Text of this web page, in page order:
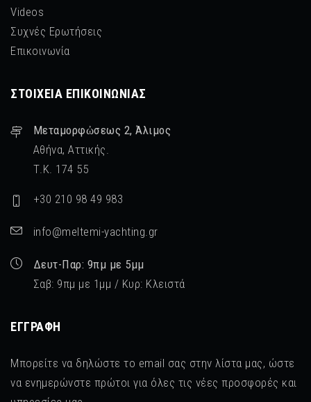
Videos
Συχνές Ερωτήσεις
Επικοινωνία
ΣΤΟΙΧΕΊΑ ΕΠΙΚΟΙΝΩΝΊΑΣ
Μεταμορφὠσεως 2, Άλιμος
Αθήνα, Αττικής.
Τ.Κ. 174 55
+30 210 98 49 983
info@meltemi-yachting.gr
Δευτ-Παρ: 9πμ με 5μμ
Σαβ: 9πμ με 1μμ / Κυρ: Κλειστά
ΕΓΓΡΑΦΉ
Μπορείτε να δηλώστε το email σας στην λίστα μας, ώστε
να ενημερώνστε πρώτοι για όλες τις νέες προσφορές και